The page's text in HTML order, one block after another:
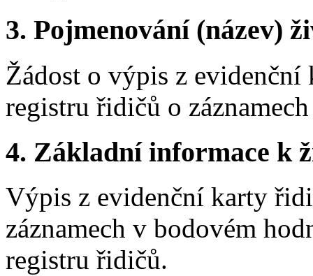
3. Pojmenování (název)
Žádost o výpis z
registru řidičů o
4. Základní informace k
Výpis z evidenční karty
záznamech v bodovém
registru řidičů.